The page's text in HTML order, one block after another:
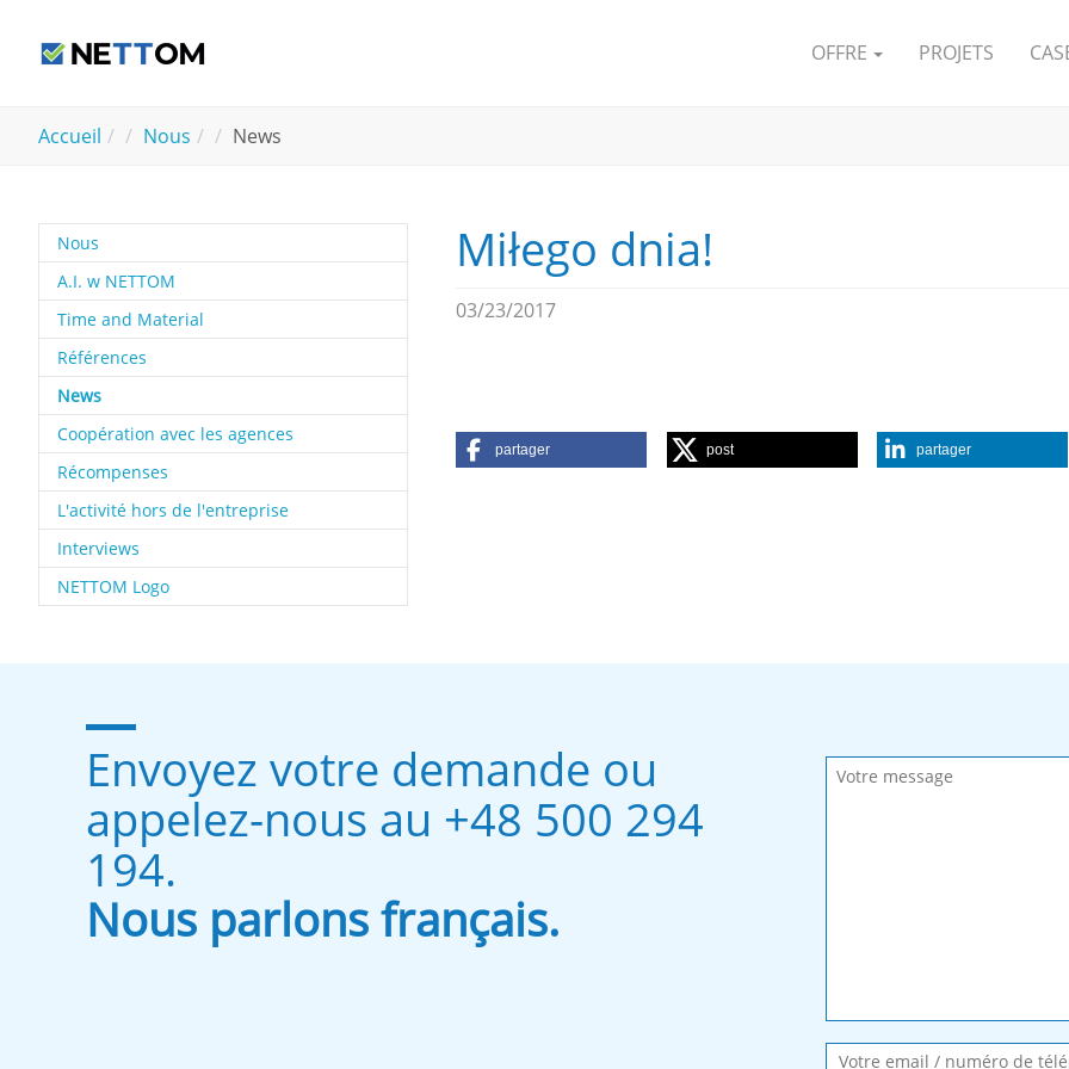
OFFRE
PROJETS
Accueil Nous News
Miłego dnia!
03/23/2017
partager post partager
Nous
A.I. w NETTOM
Time and Material
Références
News(current)
Coopération avec les agences
Récompenses
L'activité hors de l'entreprise
Interviews
NETTOM Logo
Envoyez votre demande ou
appelez-nous au +48 500 294
194.
Nous parlons français.
Remplissez les champs
Message envoyé.